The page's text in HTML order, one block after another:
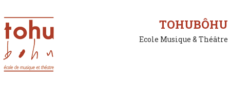
to
content
TOHUBÔHU
Ecole Musique & Théâtre